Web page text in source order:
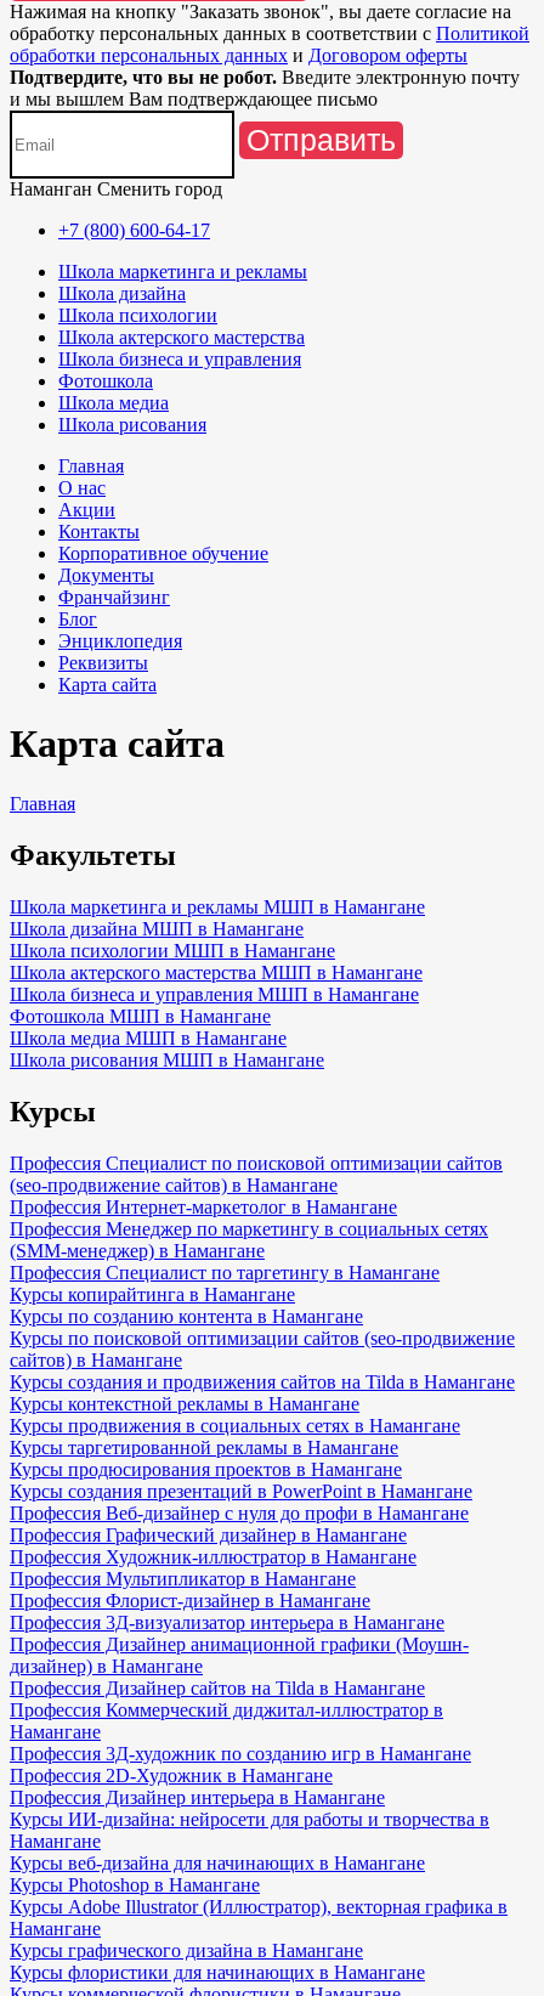
Нажимая на кнопку "Заказать звонок", вы даете согласие на
обработку персональных данных в соответствии с Политикой
обработки персональных данных и Договором оферты
Подтвердите, что вы не робот. Введите электронную почту
и мы вышлем Вам подтверждающее письмо
Отправить
Наманган Сменить город
+7 (800) 600-64-17
Школа маркетинга и рекламы
Школа дизайна
Школа психологии
Школа актерского мастерства
Школа бизнеса и управления
Фотошкола
Школа медиа
Школа рисования
Главная
О нас
Акции
Контакты
Корпоративное обучение
Документы
Франчайзинг
Блог
Энциклопедия
Реквизиты
Карта сайта
Карта сайта
Главная
Факультеты
Школа маркетинга и рекламы МШП в Намангане
Школа дизайна МШП в Намангане
Школа психологии МШП в Намангане
Школа актерского мастерства МШП в Намангане
Школа бизнеса и управления МШП в Намангане
Фотошкола МШП в Намангане
Школа медиа МШП в Намангане
Школа рисования МШП в Намангане
Курсы
Профессия Специалист по поисковой оптимизации сайтов
(seo-продвижение сайтов) в Намангане
Профессия Интернет-маркетолог в Намангане
Профессия Менеджер по маркетингу в социальных сетях
(SMM-менеджер) в Намангане
Профессия Специалист по таргетингу в Намангане
Курсы копирайтинга в Намангане
Курсы по созданию контента в Намангане
Курсы по поисковой оптимизации сайтов (seo-продвижение
сайтов) в Намангане
Курсы создания и продвижения сайтов на Tilda в Намангане
Курсы контекстной рекламы в Намангане
Курсы продвижения в социальных сетях в Намангане
Курсы таргетированной рекламы в Намангане
Курсы продюсирования проектов в Намангане
Курсы создания презентаций в PowerPoint в Намангане
Профессия Веб-дизайнер с нуля до профи в Намангане
Профессия Графический дизайнер в Намангане
Профессия Художник-иллюстратор в Намангане
Профессия Мультипликатор в Намангане
Профессия Флорист-дизайнер в Намангане
Профессия 3Д-визуализатор интерьера в Намангане
Профессия Дизайнер анимационной графики (Моушн-
дизайнер) в Намангане
Профессия Дизайнер сайтов на Tilda в Намангане
Профессия Коммерческий диджитал-иллюстратор в
Намангане
Профессия 3Д-художник по созданию игр в Намангане
Профессия 2D-Художник в Намангане
Профессия Дизайнер интерьера в Намангане
Курсы ИИ-дизайна: нейросети для работы и творчества в
Намангане
Курсы веб-дизайна для начинающих в Намангане
Курсы Photoshop в Намангане
Курсы Adobe Illustrator (Иллюстратор), векторная графика в
Намангане
Курсы графического дизайна в Намангане
Курсы флористики для начинающих в Намангане